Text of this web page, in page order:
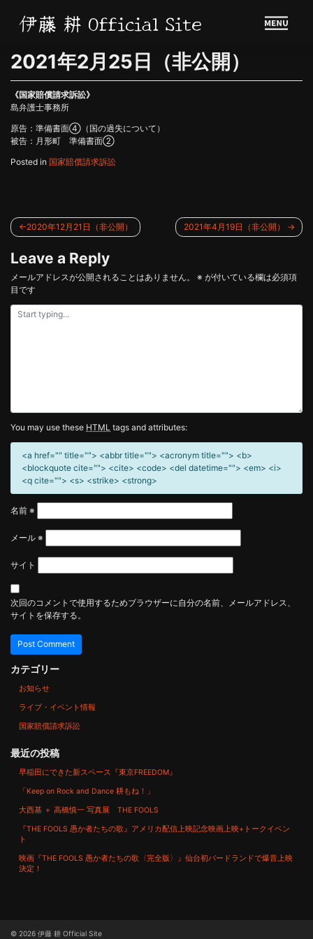
content伊藤 耕 Official Site
2021年2月25日（非公開）
《国家賠償請求訴訟》
島弁護士事務所
原告：準備書面④（国の過失について）
被告：月形町 準備書面②
Posted in 国家賠償請求訴訟
投
ナ
ビ
ゲ
ー
2020年12月21日（非公開） 2021年4月19日（非公開）
Leave a Reply
メールアドレスが公開されることはありません。 ※ が付いている欄は必須項
目です
You may use these HTML tags and attributes:
<a href="" title=""> <abbr title=""> <acronym title=""> <b>
<blockquote cite=""> <cite> <code> <del datetime=""> <em> <i>
<q cite=""> <s> <strike> <strong>
名前 ※
メール ※
サイト
次回のコメントで使用するためブラウザーに自分の名前、メールアドレス、
サイトを保存する。
カテゴリー
お知らせ
ライブ・イベント情報
国家賠償請求訴訟
最近の投稿
早稲田にできた新スペース『東京FREEDOM』
「Keep on Rock and Dance 耕もね！」
大西基 ＋ 高橋慎一 写真展 THE FOOLS
『THE FOOLS 愚か者たちの歌』アメリカ配信上映記念映画上映+トークイベン
ト
映画『THE FOOLS 愚か者たちの歌〈完全版〉』仙台初バードランドで爆音上映
決定！
© 2026 伊藤 耕 Official Site